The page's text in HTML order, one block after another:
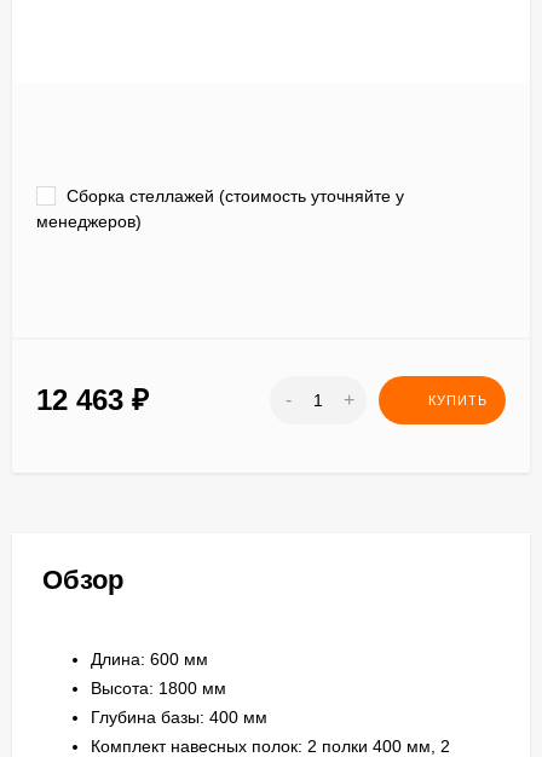
Сборка стеллажей (стоимость уточняйте у
менеджеров)
12 463 ₽ - + КУПИТЬ
Обзор
Длина: 600 мм
Высота: 1800 мм
Глубина базы: 400 мм
Комплект навесных полок: 2 полки 400 мм, 2